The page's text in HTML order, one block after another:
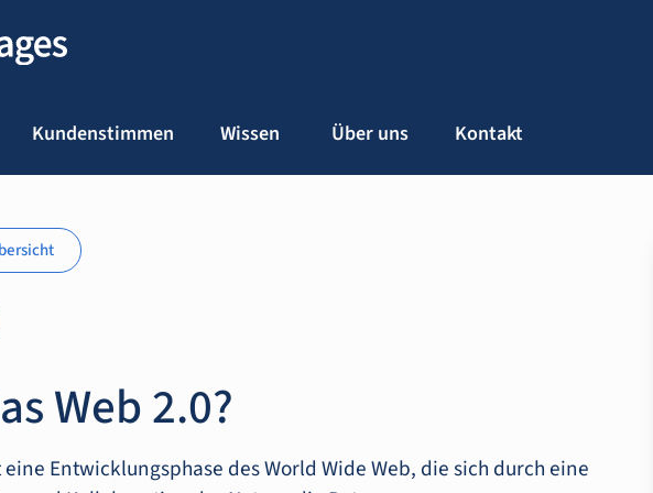
Kundenstimmen Wissen Über uns Kontakt
Web 2.0?
Entwicklungsphase des World Wide Web, die sich durch eine